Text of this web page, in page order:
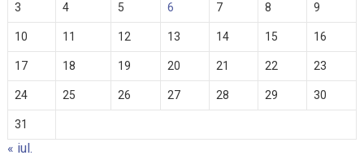
3 4 5 6 7 8 9
10 11 12 13 14 15 16
17 18 19 20 21 22 23
24 25 26 27 28 29 30
31
« iul.